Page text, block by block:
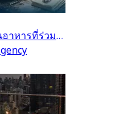
รับส่วนลดสูงสุด 400 บาท กับร้านอาหารที่ร่วมรายการ